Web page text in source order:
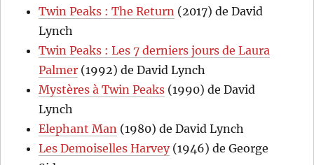
Twin Peaks : The Return (2017) de David
Lynch
Twin Peaks : Les 7 derniers jours de Laura
Palmer (1992) de David Lynch
Mystères à Twin Peaks (1990) de David
Lynch
Elephant Man (1980) de David Lynch
Les Demoiselles Harvey(1946) de George